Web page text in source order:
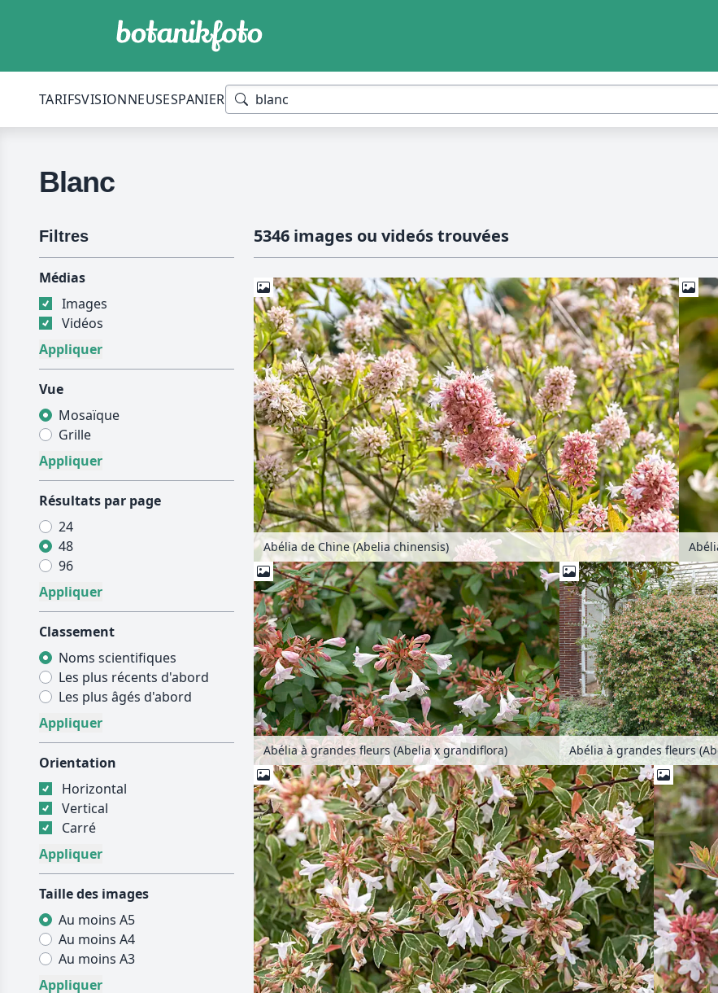
TARIFSVISIONNEUSESPANIER
Blanc
Filtres
Médias
Images
Vidéos
Vue
Mosaïque
Grille
Résultats par page
24
48
96
Classement
Noms scientifiques
Les plus récents d'abord
Les plus âgés d'abord
Orientation
Horizontal
Vertical
Carré
Taille des images
Au moins A5
Au moins A4
Au moins A3
5346 images ou videós trouvées
Abélia de Chine (Abelia chinensis)
Abélia à grandes fleurs (Abelia x grandiflora)